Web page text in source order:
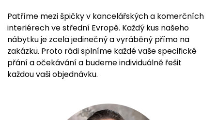
Patříme mezi špičky v kancelářských a komerčních
interiérech ve střední Evropě. Každý kus našeho
nábytku je zcela jedinečný a vyráběný přímo na
zakázku. Proto rádi splníme každé vaše specifické
přání a očekávání a budeme individuálně řešit
každou vaši objednávku.